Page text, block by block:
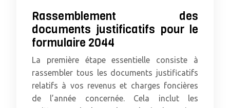
Rassemblement des
documents justificatifs pour le
formulaire 2044
La première étape essentielle consiste à
rassembler tous les documents justificatifs
relatifs à vos revenus et charges foncières
de l’année concernée. Cela inclut les